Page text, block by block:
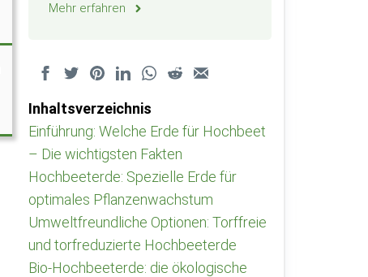
Mehr erfahren
Inhaltsverzeichnis
Einführung: Welche Erde für Hochbeet
– Die wichtigsten Fakten
Hochbeeterde: Spezielle Erde für
optimales Pflanzenwachstum
Umweltfreundliche Optionen: Torffreie
und torfreduzierte Hochbeeterde
Bio-Hochbeeterde: die ökologische